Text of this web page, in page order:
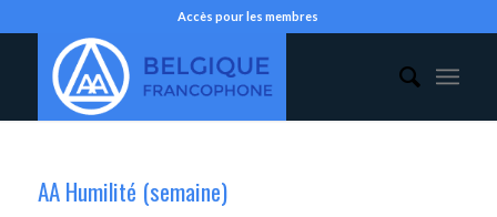
Accès pour les membres
AA Humilité (semaine)